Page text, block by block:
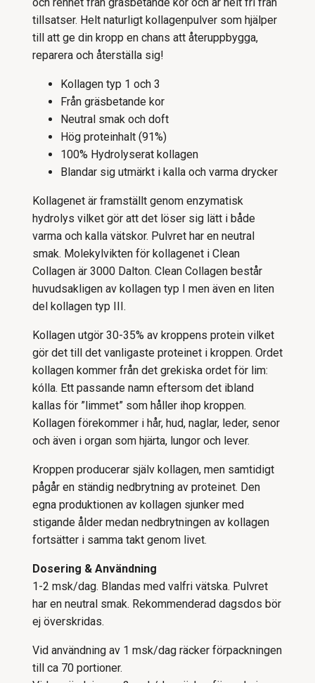
tillsatser. Helt naturligt kollagenpulver som hjälper
till att ge din kropp en chans att återuppbygga,
reparera och återställa sig!
Kollagen typ 1 och 3
Från gräsbetande kor
Neutral smak och doft
Hög proteinhalt (91%)
100% Hydrolyserat kollagen
Blandar sig utmärkt i kalla och varma drycker
Kollagenet är framställt genom enzymatisk
hydrolys vilket gör att det löser sig lätt i både
varma och kalla vätskor. Pulvret har en neutral
smak. Molekylvikten för kollagenet i Clean
Collagen är 3000 Dalton. Clean Collagen består
huvudsakligen av kollagen typ I men även en liten
del kollagen typ III.
Kollagen utgör 30-35% av kroppens protein vilket
gör det till det vanligaste proteinet i kroppen. Ordet
kollagen kommer från det grekiska ordet för lim:
kólla. Ett passande namn eftersom det ibland
kallas för ”limmet” som håller ihop kroppen.
Kollagen förekommer i hår, hud, naglar, leder, senor
och även i organ som hjärta, lungor och lever.
Kroppen producerar själv kollagen, men samtidigt
pågår en ständig nedbrytning av proteinet. Den
egna produktionen av kollagen sjunker med
stigande ålder medan nedbrytningen av kollagen
fortsätter i samma takt genom livet.
Dosering & Användning
1-2 msk/dag. Blandas med valfri vätska. Pulvret
har en neutral smak. Rekommenderad dagsdos bör
ej överskridas.
Vid användning av 1 msk/dag räcker förpackningen
till ca 70 portioner.